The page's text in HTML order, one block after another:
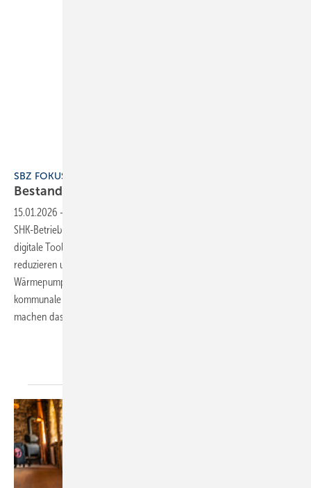
SBZ FOKUS Bestandsgebäude 2025
Bestandsgebäude energieeffizient
15.01.2026 -
SHK-Betriebe moderne Heiztechnik, erneuerbare Energien und
digitale Tools einsetzen, um Energie zu sparen, CO₂-Emissionen zu
reduzieren und den Komfort für Bewohner zu erhöhen. Ob
Wärmepumpe im Altbau, Solarthermie, smarte Messsysteme oder
kommunale Wärmeplanung – praxisnahe Beispiele und Expertentipps
machen das Heizen zukunftsfähig und